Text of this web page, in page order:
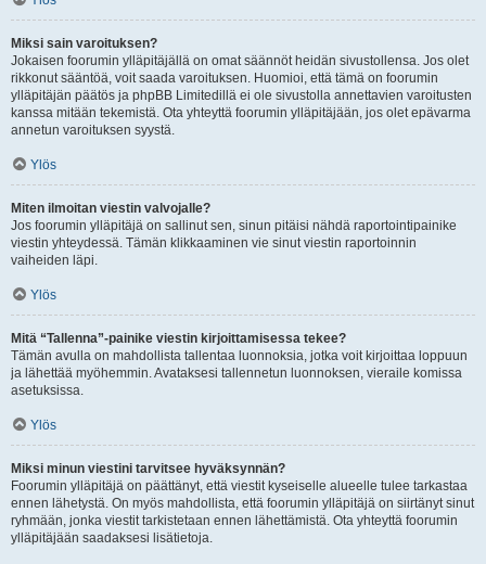
Miksi sain varoituksen?
Jokaisen foorumin ylläpitäjällä on omat säännöt heidän sivustollensa. Jos olet
rikkonut sääntöä, voit saada varoituksen. Huomioi, että tämä on foorumin
ylläpitäjän päätös ja phpBB Limitedillä ei ole sivustolla annettavien varoitusten
kanssa mitään tekemistä. Ota yhteyttä foorumin ylläpitäjään, jos olet epävarma
annetun varoituksen syystä.
Ylös
Miten ilmoitan viestin valvojalle?
Jos foorumin ylläpitäjä on sallinut sen, sinun pitäisi nähdä raportointipainike
viestin yhteydessä. Tämän klikkaaminen vie sinut viestin raportoinnin
vaiheiden läpi.
Ylös
Mitä “Tallenna”-painike viestin kirjoittamisessa tekee?
Tämän avulla on mahdollista tallentaa luonnoksia, jotka voit kirjoittaa loppuun
ja lähettää myöhemmin. Avataksesi tallennetun luonnoksen, vieraile komissa
asetuksissa.
Ylös
Miksi minun viestini tarvitsee hyväksynnän?
Foorumin ylläpitäjä on päättänyt, että viestit kyseiselle alueelle tulee tarkastaa
ennen lähetystä. On myös mahdollista, että foorumin ylläpitäjä on siirtänyt sinut
ryhmään, jonka viestit tarkistetaan ennen lähettämistä. Ota yhteyttä foorumin
ylläpitäjään saadaksesi lisätietoja.